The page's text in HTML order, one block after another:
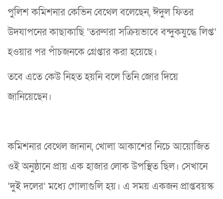
পুলিশ কমিশনার কেভিন বেথেল বলেছেন, ঈদুল ফিতর
উদযাপনের কাছাকাছি ‘তরুণরা সক্রিয়ভাবে বন্দুকযুদ্ধে লিপ্ত’
হওয়ার পর পাঁচজনকে গ্রেপ্তার করা হয়েছে।
তবে এতে কেউ নিহত হয়নি বলে তিনি জোর দিয়ে
জানিয়েছেন।
কমিশনার বেথেল জানান, খোলা আকাশের নিচে আয়োজিত
ওই অনুষ্ঠানে প্রায় এক হাজার লোক উপস্থিত ছিল। সেখানে
‘দুই দলের’ মধ্যে গোলাগুলি হয়। এ সময় একজন প্রাপ্তবয়স্ক